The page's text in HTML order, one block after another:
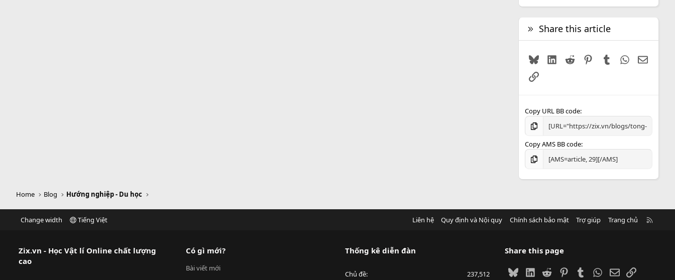
Share this article
BlueskyLinkedIn
Reddit PinterestTumblrWhatsApp
Email
Link
Copy URL BB code
Copy AMS BB code
Home Blog Hướng nghiệp - Du học
Change width Tiếng Việt Liên hệ Quy định và Nội quy Chính sách bảo mật Trợ giúp Trang chủ
Zix.vn - Học Vật lí Online chất lượng
cao
Có gì mới?
Bài viết mới
Thống kê diễn đàn
Chủ đề 237,512
Share this page
BlueskyLinkedIn
Reddit PinterestTumblrWhatsApp
EmailLink